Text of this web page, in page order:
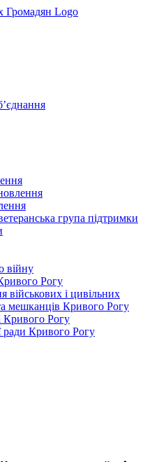
група підтримки
війну
Рогу
військових і цивільних
мешканців Кривого Рогу
Кривого Рогу
ради Кривого Рогу